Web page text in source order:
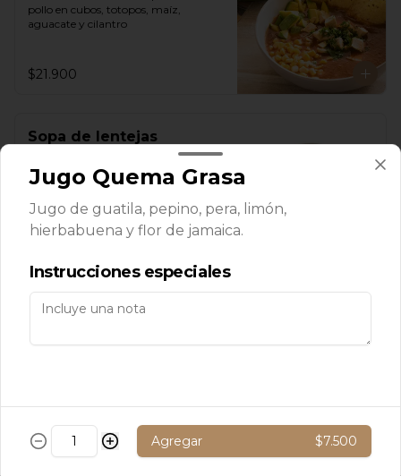
pollo en cubos, totopos, maíz,
aguacate y cilantro
$21.900
Sopa de lentejas
Sopa de lentejas y mix verduras.
$7.500
Sopa de verduras
Sopa con mix de verduras
Sopa de zanahoria
Jugo Quema Grasa
Jugo de guatila, pepino, pera, limón,
hierbabuena y flor de jamaica.
Instrucciones especiales
Agregar $7.500